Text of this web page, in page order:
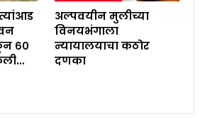
६०
अल्पवयीन मुलीच्या
विनयभंगाला
न्यायालयाचा कठोर
दणका